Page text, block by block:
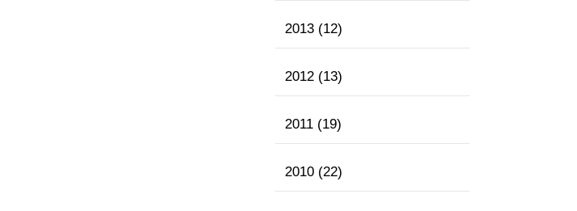
2013 (12)
2012 (13)
2011 (19)
2010 (22)